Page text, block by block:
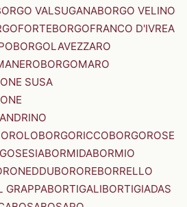
VALSUGANABORGO VELINO
BORGOFRANCO D'IVREA
BORGOLAVEZZARO
BORGOMARO
SUSA
BORGORICCOBORGOROSE
BORMIDABORMIO
BOROREBORRELLO
GRAPPABORTIGALIBORTIGIADAS